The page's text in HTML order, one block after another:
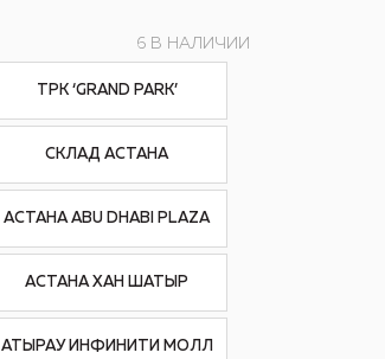
6 В НАЛИЧИИ
ТРК ‘GRAND PARK’
СКЛАД АСТАНА
АСТАНА ABU DHABI PLAZA
АСТАНА ХАН ШАТЫР
АТЫРАУ ИНФИНИТИ МОЛЛ